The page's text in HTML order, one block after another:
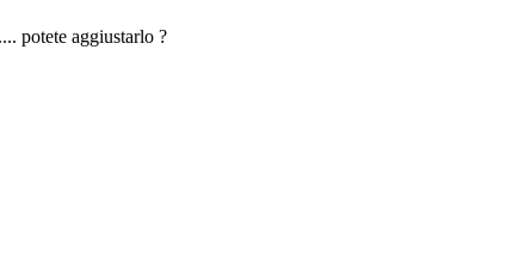
potete aggiustarlo ?